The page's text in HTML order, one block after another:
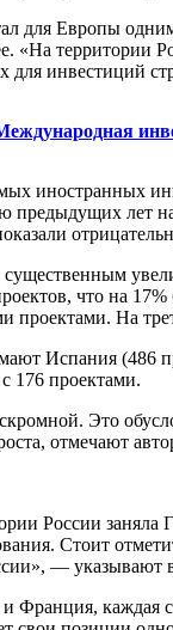
для Европы
«На территории
для инвестиций
иностранных
предыдущих лет
что на
проектами. На
Испания (486
176 проектами.
Это
отмечают
России заняла
Стоит
— указывают
Франция, каждая